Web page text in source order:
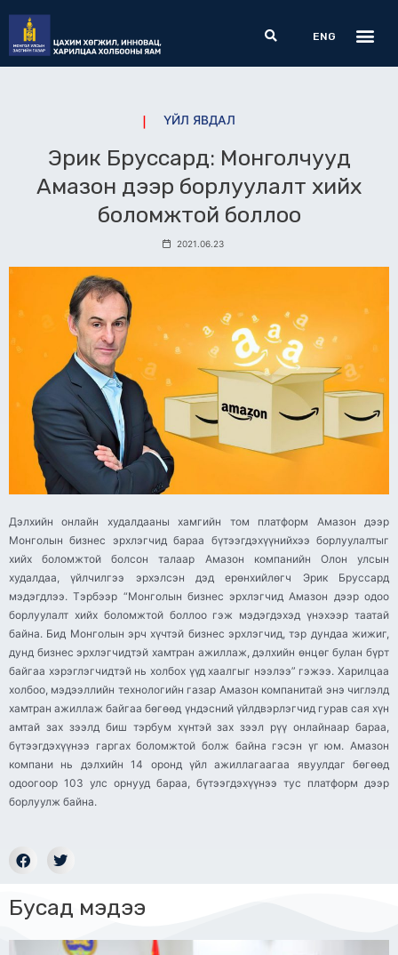
content
Search
ENG
ҮЙЛ ЯВДАЛ
Эрик Бруссард: Монголчууд
Амазон дээр борлуулалт хийх
боломжтой боллоо
2021.06.23
Дэлхийн онлайн худалдааны хамгийн том платформ Амазон дээр
Монголын бизнес эрхлэгчид бараа бүтээгдэхүүнийхээ борлуулалтыг
хийх боломжтой болсон талаар Амазон компанийн Олон улсын
худалдаа, үйлчилгээ эрхэлсэн дэд ерөнхийлөгч Эрик Бруссард
мэдэгдлээ. Тэрбээр “Монголын бизнес эрхлэгчид Амазон дээр одоо
борлуулалт хийх боломжтой боллоо гэж мэдэгдэхэд үнэхээр таатай
байна. Бид Монголын эрч хүчтэй бизнес эрхлэгчид, тэр дундаа жижиг,
дунд бизнес эрхлэгчидтэй хамтран ажиллаж, дэлхийн өнцөг булан бүрт
байгаа хэрэглэгчидтэй нь холбох үүд хаалгыг нээлээ” гэжээ. Харилцаа
холбоо, мэдээллийн технологийн газар Амазон компанитай энэ чиглэлд
хамтран ажиллаж байгаа бөгөөд үндэсний үйлдвэрлэгчид гурав сая хүн
амтай зах зээлд биш тэрбум хүнтэй зах зээл рүү онлайнаар бараа,
бүтээгдэхүүнээ гаргах боломжтой болж байна гэсэн үг юм. Амазон
компани нь дэлхийн 14 оронд үйл ажиллагаагаа явуулдаг бөгөөд
одоогоор 103 улс орнууд бараа, бүтээгдэхүүнээ тус платформ дээр
борлуулж байна.
Бусад мэдээ